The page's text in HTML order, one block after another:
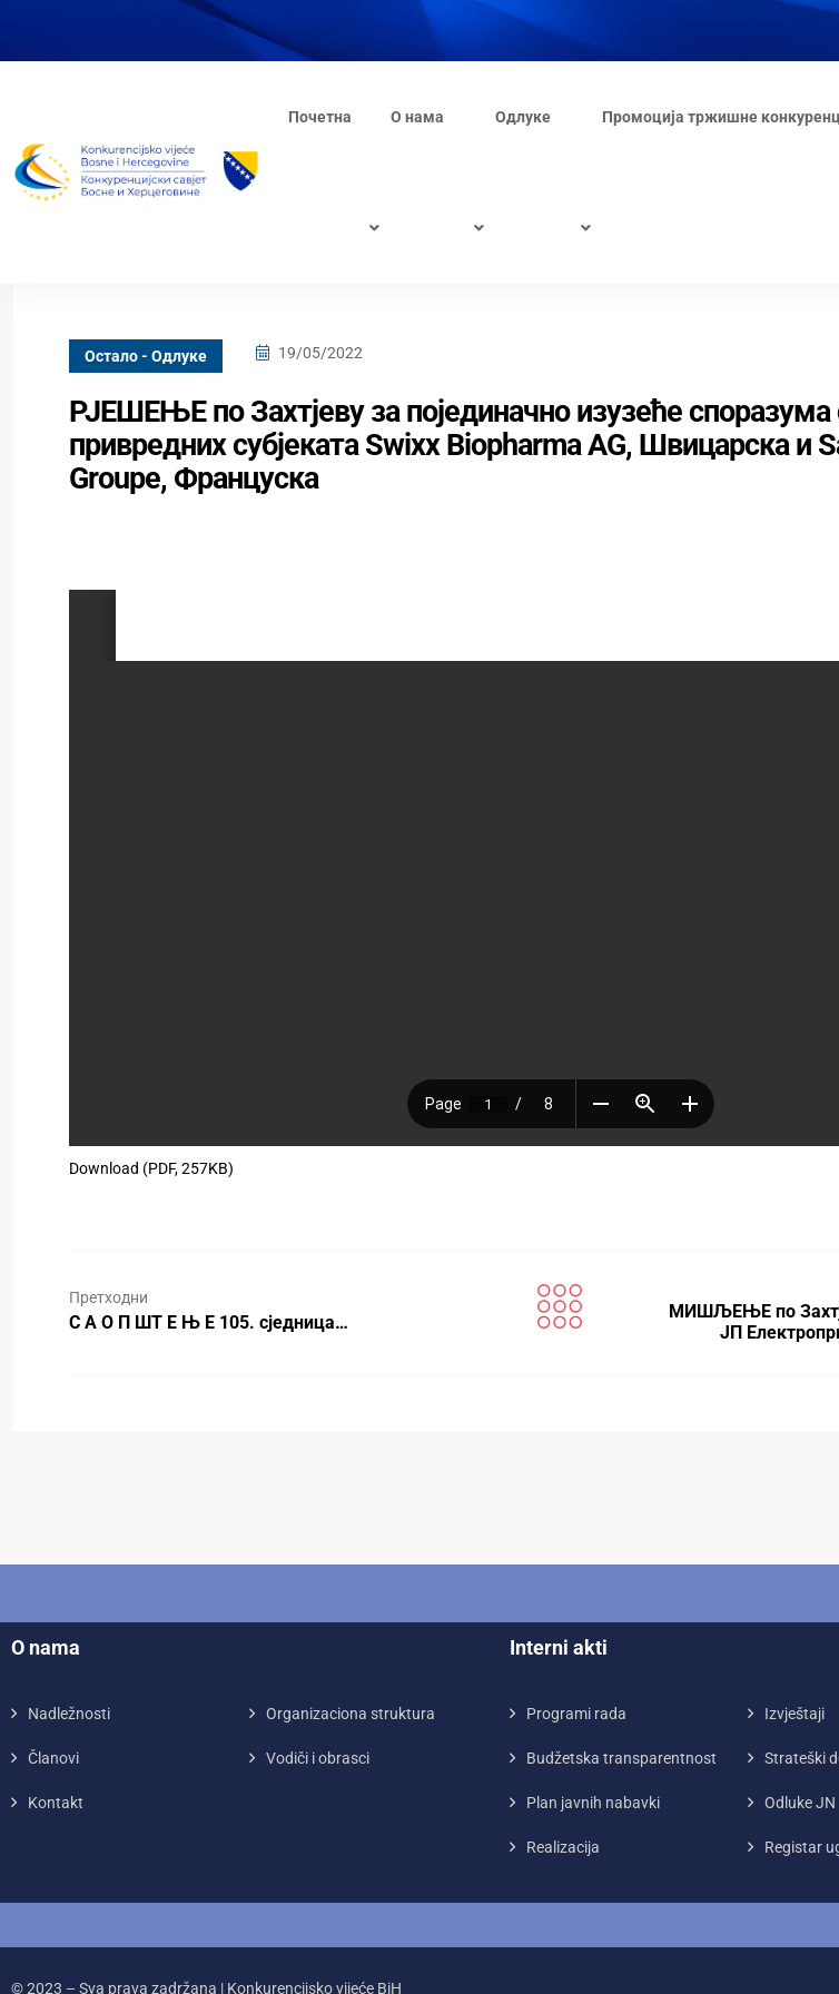
Почетна О нама Одлуке Промоција тржишне
Oстало - Одлуке 19/05/2022
РЈЕШЕЊЕ по Захтјеву за појединачно изузеће споразума
привредних субјеката Swixx Biopharma AG, Швицарска и
Groupe, Француска
Download (PDF, 257KB)
Претходни
С А О П ШТ Е Њ Е 105. сједница…
МИШЉЕЊЕ по
ЈП
O nama
Nadležnosti Organizaciona struktura
Članovi Vodiči i obrasci
Kontakt
Interni akti
Programi rada Izvještaji
Budžetska transparentnost Strateški
Plan javnih nabavki Odluke JN
Realizacija Registar
© 2023 – Sva prava zadržana | Konkurencijsko vijeće BiH